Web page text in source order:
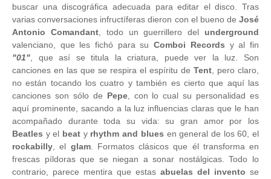
buscar una discográfica adecuada para editar el disco. Tras
varias conversaciones infructíferas dieron con el bueno de José
Antonio Comandant, todo un guerrillero del underground
valenciano, que les fichó para suComboi Records y al fin
"01", que así se titula la criatura, puede ver la luz. Son
canciones en las que se respira el espíritu de Tent, pero claro,
no están tocando los cuatro y también es cierto que aquí las
canciones son sólo de Pepe, con lo cual su personalidad es
aquí prominente, sacando a la luz influencias claras que le han
acompañado durante toda su vida: su gran amor por los
Beatles y el beat y rhythm and blues en general de los 60, el
rockabilly, el glam. Formatos clásicos que él transforma en
frescas píldoras que se niegan a sonar nostálgicas. Todo lo
contrario, parece mentira que estas abuelas del invento se